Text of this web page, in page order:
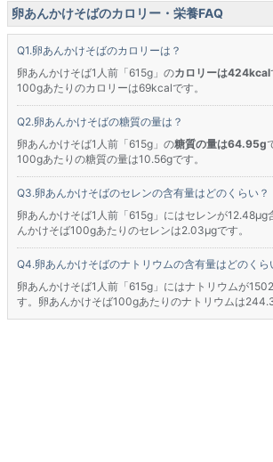
卵あんかけそばのカロリー・栄養FAQ
卵あんかけそばのカロリーは？
卵あんかけそば1人前「615g」のカロリーは424kcal
100gあたりのカロリーは69kcalです。
卵あんかけそばの糖質の量は？
卵あんかけそば1人前「615g」の糖質の量は64.95g
100gあたりの糖質の量は10.56gです。
卵あんかけそばのセレンの含有量はどのくらい？
卵あんかけそば1人前「615g」にはセレンが12.48μg
んかけそば100gあたりのセレンは2.03μgです。
卵あんかけそばのナトリウムの含有量はどのくら
卵あんかけそば1人前「615g」にはナトリウムが
す。卵あんかけそば100gあたりのナトリウムは